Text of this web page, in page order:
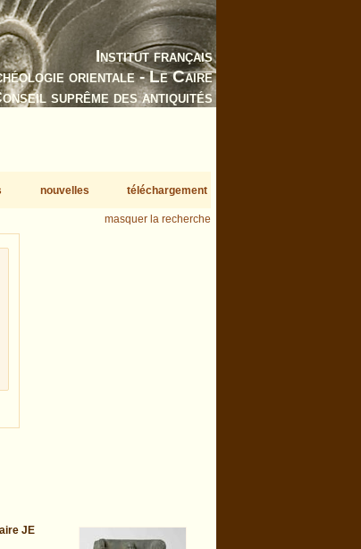
Institut français
orientale - Le Caire
suprême des antiquités
nouvelles téléchargement
masquer la recherche
JE